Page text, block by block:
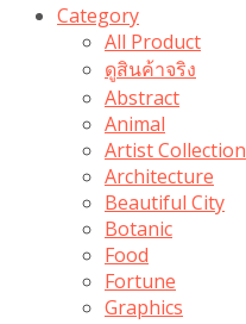
Category
All Product
ดูสินค้าจริง
Abstract
Animal
Artist Collection
Architecture
Beautiful City
Botanic
Food
Fortune
Graphics